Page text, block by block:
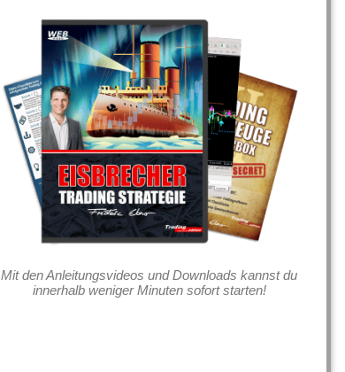
Mit den Anleitungsvideos und Downloads kannst du
innerhalb weniger Minuten sofort starten!